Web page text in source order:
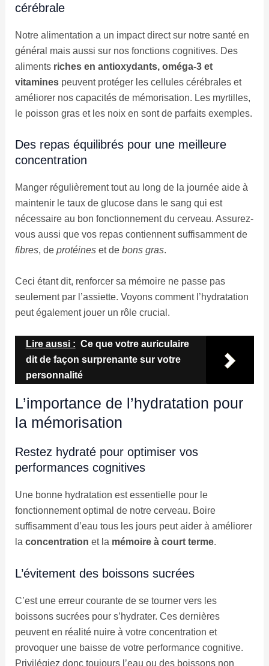
cérébrale
Notre alimentation a un impact direct sur notre santé en
général mais aussi sur nos fonctions cognitives. Des
aliments riches en antioxydants, oméga-3 et
vitaminespeuvent protéger les cellules cérébrales et
améliorer nos capacités de mémorisation. Les myrtilles,
le poisson gras et les noix en sont de parfaits exemples.
Des repas équilibrés pour une meilleure
concentration
Manger régulièrement tout au long de la journée aide à
maintenir le taux de glucose dans le sang qui est
nécessaire au bon fonctionnement du cerveau. Assurez-
vous aussi que vos repas contiennent suffisamment de
fibres, de protéineset de bons gras.
Ceci étant dit, renforcer sa mémoire ne passe pas
seulement par l’assiette. Voyons comment l’hydratation
peut également jouer un rôle crucial.
Lire aussi : Ce que votre auriculaire
dit de façon surprenante sur votre
personnalité
L’importance de l’hydratation pour
la mémorisation
Restez hydraté pour optimiser vos
performances cognitives
Une bonne hydratation est essentielle pour le
fonctionnement optimal de notre cerveau. Boire
suffisamment d’eau tous les jours peut aider à améliorer
la concentration et la mémoire à court terme.
L’évitement des boissons sucrées
C’est une erreur courante de se tourner vers les
boissons sucrées pour s’hydrater. Ces dernières
peuvent en réalité nuire à votre concentration et
provoquer une baisse de votre performance cognitive.
Privilégiez donc toujours l’eau ou des boissons non